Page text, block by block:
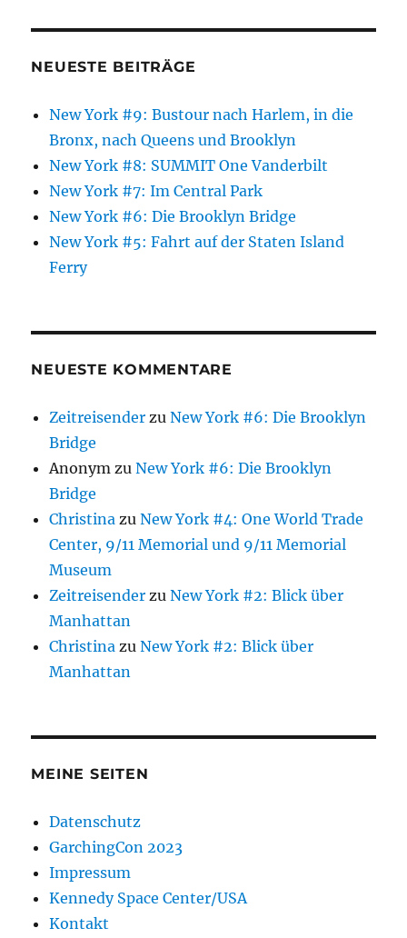
NEUESTE BEITRÄGE
New York #9: Bustour nach Harlem, in die
Bronx, nach Queens und Brooklyn
New York #8: SUMMIT One Vanderbilt
New York #7: Im Central Park
New York #6: Die Brooklyn Bridge
New York #5: Fahrt auf der Staten Island
Ferry
NEUESTE KOMMENTARE
Zeitreisender zuNew York #6: Die Brooklyn
Bridge
Anonym zuNew York #6: Die Brooklyn
Bridge
Christina zuNew York #4: One World Trade
Center, 9/11 Memorial und 9/11 Memorial
Museum
Zeitreisender zuNew York #2: Blick über
Manhattan
Christina zuNew York #2: Blick über
Manhattan
MEINE SEITEN
Datenschutz
GarchingCon 2023
Impressum
Kennedy Space Center/USA
Kontakt